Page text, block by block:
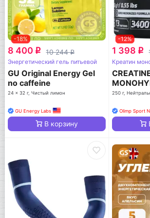
-18%
8 400 q 10 244q
Энергетический гель питьевой
GU Original Energy Gel
no caffeine
24 x 32 г, Чистый лимон
GU Energy Labs
В корзину
-12%
1 398 q
Креатин
POWDER
250 г,
Olimp Sport